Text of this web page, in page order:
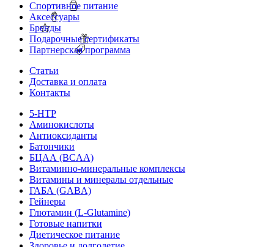
Спортивное питание
Аксессуары
Бренды
Подарочные сертификаты
Партнерская программа
Статьи
Доставка и оплата
Контакты
5-HTP
Аминокислоты
Антиоксиданты
Батончики
БЦАА (BCAA)
Витаминно-минеральные комплексы
Витамины и минералы отдельные
ГАБА (GABA)
Гейнеры
Глютамин (L-Glutamine)
Готовые напитки
Диетическое питание